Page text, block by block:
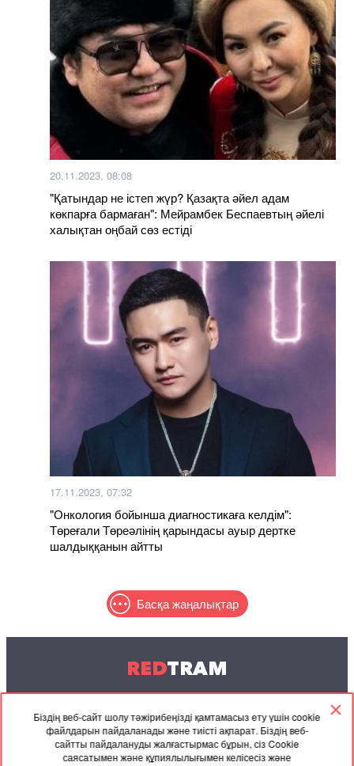
Біздің веб-сайт шолу тәжірибеңізді қамтамасыз ету үшін cookie
файлдарын пайдаланады және тиісті ақпарат. Біздің веб-
сайтты пайдалануды жалғастырмас бұрын, сіз Cookie
саясатымен және құпиялылығымен келісесіз және
20.11.2023, 08:08
"Қатындар не істеп жүр? Қазақта әйел адам
көкпарға бармаған": Мейрамбек Беспаевтың әйелі
халықтан оңбай сөз естіді
17.11.2023, 07:32
"Онкология бойынша диагностикаға келдім":
Төреғали Төреәлінің қарындасы ауыр дертке
шалдыққанын айтты
Басқа жаңалықтар
REDTRAM
© 2004-2026 Redtram, Ltd.
Ынтымақтастық
Мұрағат
Байланысу